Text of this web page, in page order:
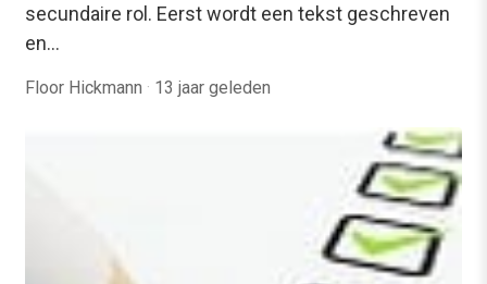
secundaire rol. Eerst wordt een tekst geschreven
en…
Floor Hickmann · 13 jaar geleden